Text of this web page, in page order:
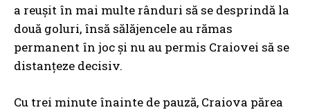
a reușit în mai multe rânduri să se desprindă la
două goluri, însă sălăjencele au rămas
permanent în joc și nu au permis Craiovei să se
distanțeze decisiv.
Cu trei minute înainte de pauză, Craiova părea